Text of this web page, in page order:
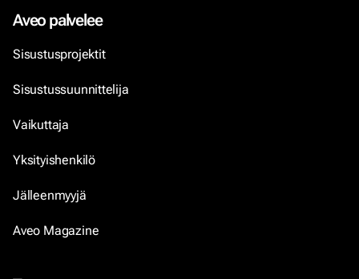
Aveo palvelee
Sisustusprojektit
Sisustussuunnittelija
Vaikuttaja
Yksityishenkilö
Jälleenmyyjä
Aveo Magazine